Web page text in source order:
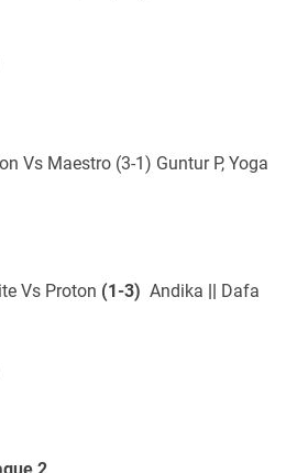
Vs Maestro (3-1) Guntur P, Yoga
Vs Proton (1-3) Andika || Dafa